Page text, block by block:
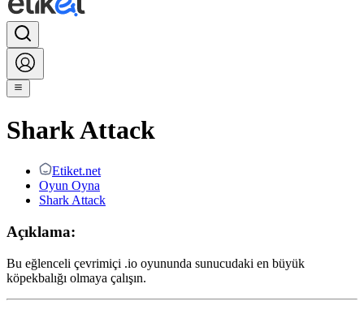
Shark Attack
Etiket.net
Oyun Oyna
Shark Attack
Açıklama:
Bu eğlenceli çevrimiçi .io oyununda sunucudaki en büyük
köpekbalığı olmaya çalışın.